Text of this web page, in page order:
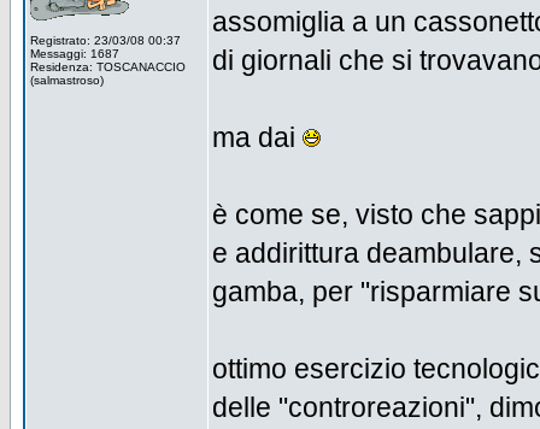
Registrato: 23/03/08 00:37
Messaggi: 1687
Residenza: TOSCANACCIO
(salmastroso)
assomiglia a un
di giornali che si
ma dai
è come se, visto che
e addirittura deambulare,
gamba, per "risparmiare
ottimo esercizio
delle "controreazioni",